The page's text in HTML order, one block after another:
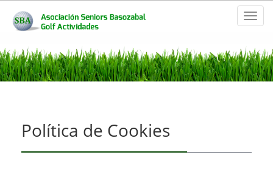
Toggle
Política de Cookies